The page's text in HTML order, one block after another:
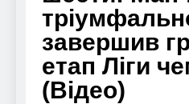
завершив
етап Ліги
(Відео)